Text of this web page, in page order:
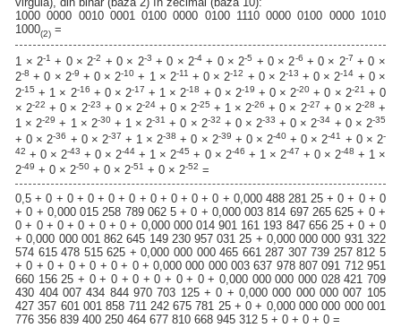
1000 0000 0010 0001 0100 0000 0100 1110 0000 0100 0000 1010
1000(2) =
1 × 2-1 + 0 × 2-2 + 0 × 2-3 + 0 × 2-4+ 0 × 2-5 + 0 × 2-6 + 0 × 2-7 + 0 ×
2-8 + 0 × 2-9 + 0 × 2-10 + 1 × 2-11 + 0 × 2-12 + 0 × 2-13 + 0 × 2-14 + 0 ×
2-15 + 1 × 2-16 + 0 × 2-17 + 1 × 2-18 + 0 × 2-19 + 0 × 2-20 + 0 × 2-21 + 0
× 2-22 + 0 × 2-23 + 0 × 2-24+ 0 × 2-25 + 1 × 2-26 + 0 × 2-27 + 0 × 2-28 +
1 × 2-29 + 1 × 2-30+ 1 × 2-31 + 0 × 2-32 + 0 × 2-33 + 0 × 2-34 + 0 × 2-35
+ 0 × 2-36 + 0 × 2-37 + 1 × 2-38 + 0 × 2-39 + 0 × 2-40 + 0 × 2-41 + 0 × 2-
42 + 0 × 2-43 + 0 × 2-44 + 1 × 2-45 + 0 × 2-46 + 1 × 2-47 + 0 × 2-48 + 1 ×
2-49 + 0 × 2-50 + 0 × 2-51 + 0 × 2-52 =
0,5 + 0 + 0 + 0 + 0 + 0 + 0 + 0 + 0 + 0 + 0,000 488 281 25 + 0 + 0 + 0
+ 0 + 0,000 015 258 789 062 5 + 0 + 0,000 003 814 697 265 625 + 0 +
0 + 0 + 0 + 0 + 0 + 0 + 0,000 000 014 901 161 193 847 656 25 + 0 + 0
+ 0,000 000 001 862 645 149 230 957 031 25 + 0,000 000 000 931 322
574 615 478 515 625 + 0,000 000 000 465 661 287 307 739 257 812 5
+ 0 + 0 + 0 + 0 + 0 + 0 + 0,000 000 000 003 637 978 807 091 712 951
660 156 25 + 0 + 0 + 0 + 0 + 0 + 0 + 0,000 000 000 000 028 421 709
430 404 007 434 844 970 703 125 + 0 + 0,000 000 000 000 007 105
427 357 601 001 858 711 242 675 781 25 + 0 + 0,000 000 000 000 001
776 356 839 400 250 464 677 810 668 945 312 5 + 0 + 0 + 0 =